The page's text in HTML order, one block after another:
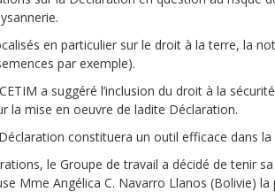
Cuba
Espagne
France
en particulier sur le droit à la terre, la
par exemple).
a suggéré l’inclusion du droit à la
la mise en oeuvre de ladite Déclaration.
constituera un outil efficace dans
le Groupe de travail a décidé de tenir
Mme Angélica C. Navarro Llanos (Bolivie)